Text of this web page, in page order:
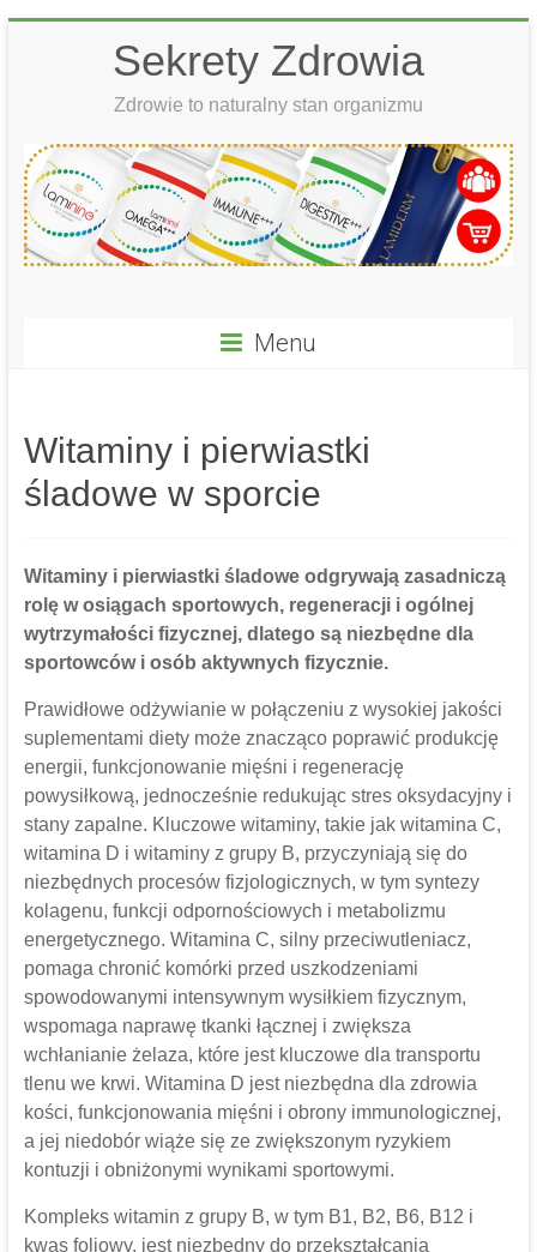
Sekrety Zdrowia
Zdrowie to naturalny stan organizmu
Menu
Witaminy i pierwiastki
śladowe w sporcie
Witaminy i pierwiastki śladowe odgrywają zasadniczą
rolę w osiągach sportowych, regeneracji i ogólnej
wytrzymałości fizycznej, dlatego są niezbędne dla
sportowców i osób aktywnych fizycznie.
Prawidłowe odżywianie w połączeniu z wysokiej jakości
suplementami diety może znacząco poprawić produkcję
energii, funkcjonowanie mięśni i regenerację
powysiłkową, jednocześnie redukując stres oksydacyjny i
stany zapalne. Kluczowe witaminy, takie jak witamina C,
witamina D i witaminy z grupy B, przyczyniają się do
niezbędnych procesów fizjologicznych, w tym syntezy
kolagenu, funkcji odpornościowych i metabolizmu
energetycznego. Witamina C, silny przeciwutleniacz,
pomaga chronić komórki przed uszkodzeniami
spowodowanymi intensywnym wysiłkiem fizycznym,
wspomaga naprawę tkanki łącznej i zwiększa
wchłanianie żelaza, które jest kluczowe dla transportu
tlenu we krwi. Witamina D jest niezbędna dla zdrowia
kości, funkcjonowania mięśni i obrony immunologicznej,
a jej niedobór wiąże się ze zwiększonym ryzykiem
kontuzji i obniżonymi wynikami sportowymi.
Kompleks witamin z grupy B, w tym B1, B2, B6, B12 i
kwas foliowy, jest niezbędny do przekształcania